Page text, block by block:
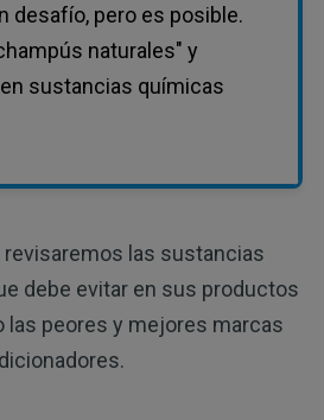
desafío, pero es posible.
naturales" y
sustancias químicas
revisaremos las sustancias
debe evitar en sus productos
las peores y mejores marcas